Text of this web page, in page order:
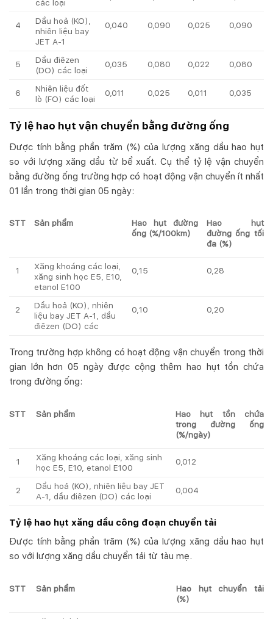
các loại
4
Dầu hoả (KO),
nhiên liệu bay
JET A-1
0,040 0,090 0,025 0,090
5
Dầu điêzen
(DO) các loại
0,035 0,080 0,022 0,080
6
Nhiên liệu đốt
lò (FO) các loại
0,011 0,025 0,011 0,035
Tỷ lệ hao hụt vận chuyển bằng đường ống
Được tính bằng phần trăm (%) của lượng xăng dầu hao hụt
so với lượng xăng dầu từ bể xuất. Cụ thể tỷ lệ vận chuyển
bằng đường ống trường hợp có hoạt động vận chuyển ít nhất
01 lần trong thời gian 05 ngày:
STT Sản phẩm
Hao hụt đường
ống (%/100km)
Hao hụt
đường ống tối
đa (%)
1
Xăng khoáng các loại,
xăng sinh học E5, E10,
etanol E100
0,15 0,28
2
Dầu hoả (KO), nhiên
liệu bay JET A-1, dầu
điêzen (DO) các
0,10 0,20
Trong trường hợp không có hoạt động vận chuyển trong thời
gian lớn hơn 05 ngày được cộng thêm hao hụt tồn chứa
trong đường ống:
STT Sản phẩm
Hao hụt tồn chứa
trong đường ống
(%/ngày)
1
Xăng khoáng các loại, xăng sinh
học E5, E10, etanol E100
0,012
2
Dầu hoả (KO), nhiên liệu bay JET
A-1, dầu điêzen (DO) các loại
0,004
Tỷ lệ hao hụt xăng dầu công đoạn chuyển tải
Được tính bằng phần trăm (%) của lượng xăng dầu hao hụt
so với lượng xăng dầu chuyển tải từ tàu mẹ.
STT Sản phẩm
Hao hụt chuyển tải
(%)